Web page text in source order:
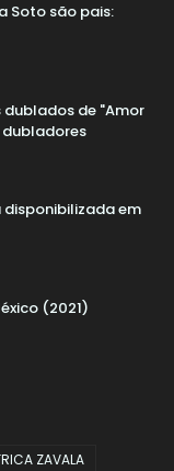
Soto são pais:
dublados de "Amor
dubladores
disponibilizada em
(2021)
ZAVALA